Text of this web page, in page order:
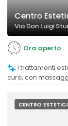
Centro
Via Don Luigi
Ora aperto
cura, con
CENTRO